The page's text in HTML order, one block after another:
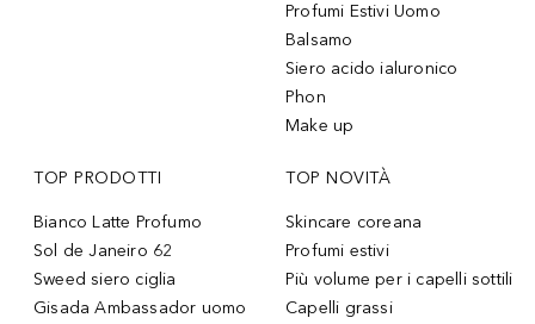
Profumi Estivi Uomo
Balsamo
Siero acido ialuronico
Phon
Make up
TOP PRODOTTI
Bianco Latte Profumo
Sol de Janeiro 62
Sweed siero ciglia
Gisada Ambassador uomo
TOP NOVITÀ
Skincare coreana
Profumi estivi
Più volume per i capelli sottili
Capelli grassi